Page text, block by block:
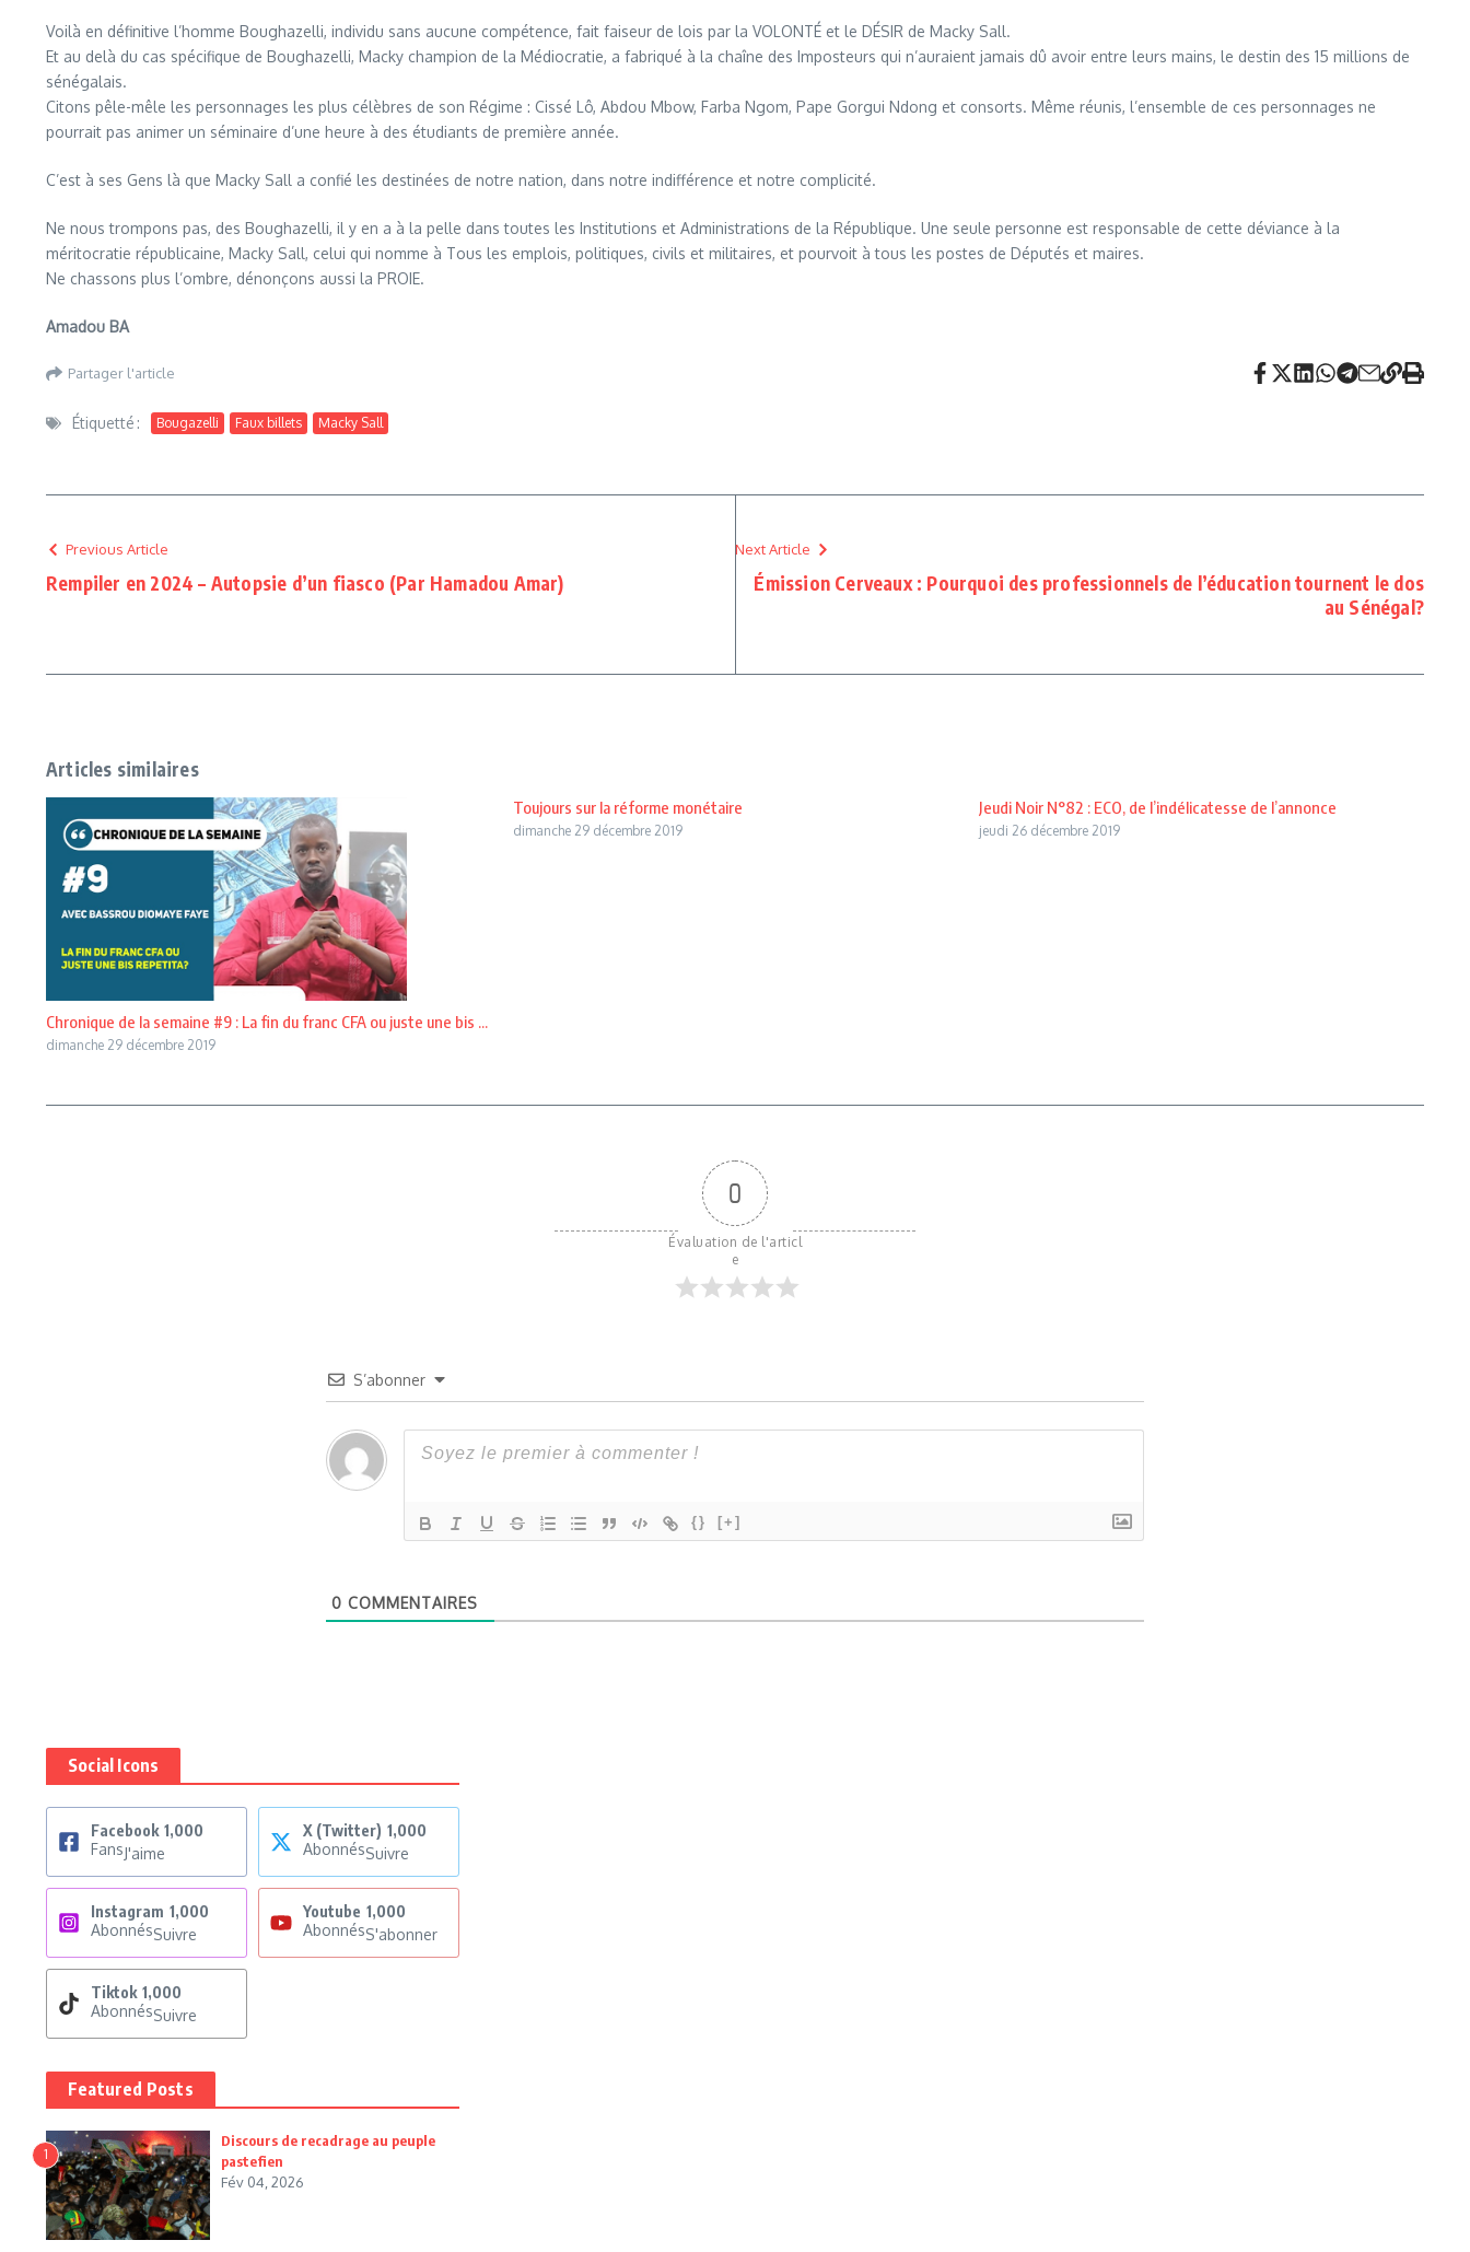
Voilà en définitive l’homme Boughazelli, individu sans aucune compétence, fait faiseur de lois par la VOLONTÉ et le DÉSIR de Macky Sall.
Et au delà du cas spécifique de Boughazelli, Macky champion de la Médiocratie, a fabriqué à la chaîne des Imposteurs qui n’auraient jamais dû avoir entre leurs mains, le destin des 15 millions de
sénégalais.
Citons pêle-mêle les personnages les plus célèbres de son Régime : Cissé Lô, Abdou Mbow, Farba Ngom, Pape Gorgui Ndong et consorts. Même réunis, l’ensemble de ces personnages ne
pourrait pas animer un séminaire d’une heure à des étudiants de première année.
C’est à ses Gens là que Macky Sall a confié les destinées de notre nation, dans notre indifférence et notre complicité.
Ne nous trompons pas, des Boughazelli, il y en a à la pelle dans toutes les Institutions et Administrations de la République. Une seule personne est responsable de cette déviance à la
méritocratie républicaine, Macky Sall, celui qui nomme à Tous les emplois, politiques, civils et militaires, et pourvoit à tous les postes de Députés et maires.
Ne chassons plus l’ombre, dénonçons aussi la PROIE.
Amadou BA
Partager l'article
Étiquetté : Bougazelli Faux billets Macky Sall
Previous Article
Rempiler en 2024 – Autopsie d’un fiasco (Par Hamadou Amar)
Next Article
Émission Cerveaux : Pourquoi des professionnels de l’éducation tournent le dos
au Sénégal?
Articles similaires
Chronique de la semaine #9 : La fin du franc CFA ou juste une bis ...
dimanche 29 décembre 2019
Toujours sur la réforme monétaire
dimanche 29 décembre 2019
Jeudi Noir N°82 : ECO, de l’indélicatesse de l’annonce
jeudi 26 décembre 2019
0
Évaluation de l'articl
e
S’abonner
{} [+]
0 COMMENTAIRES
Social Icons
Facebook 1,000
FansJ'aime
X (Twitter) 1,000
AbonnésSuivre
Instagram 1,000
AbonnésSuivre
Youtube 1,000
AbonnésS'abonner
Tiktok 1,000
AbonnésSuivre
Featured Posts
1
Discours de recadrage au peuple
pastefien
Fév 04, 2026